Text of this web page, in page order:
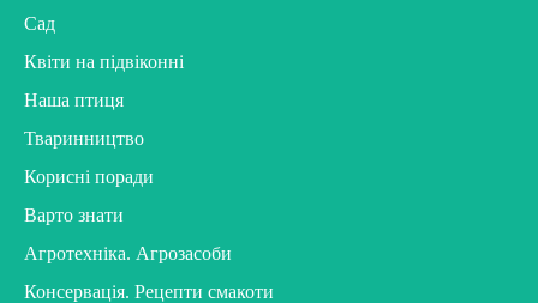
Сад
Квіти на підвіконні
Наша птиця
Тваринництво
Корисні поради
Варто знати
Агротехніка. Агрозасоби
Консервація. Рецепти смакоти